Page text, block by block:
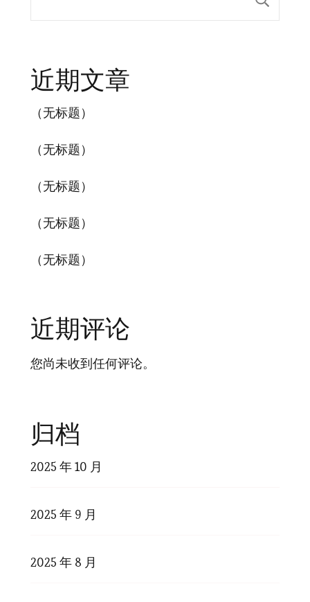
近期文章
（无标题）
（无标题）
（无标题）
（无标题）
（无标题）
近期评论
您尚未收到任何评论。
归档
2025 年 10 月
2025 年 9 月
2025 年 8 月